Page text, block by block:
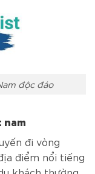
độc đáo
nam
đi vòng
điểm nổi tiếng